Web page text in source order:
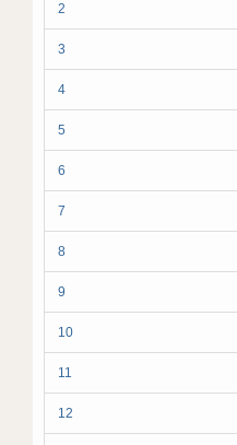
2
3
4
5
6
7
8
9
10
11
12